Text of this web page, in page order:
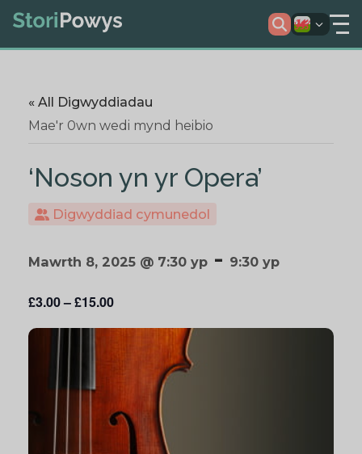
« All Digwyddiadau
Mae'r 0wn wedi mynd heibio
‘Noson yn yr Opera’
Digwyddiad cymunedol
Mawrth 8, 2025 @ 7:30 yp - 9:30 yp
£3.00 – £15.00